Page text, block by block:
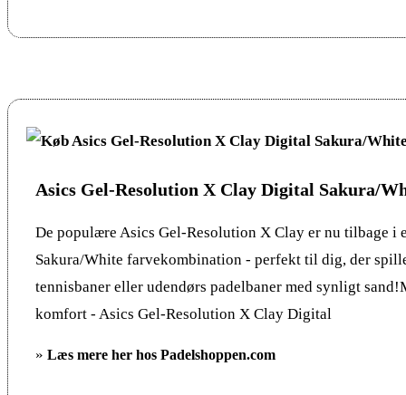
Asics Gel-Resolution X Clay Digital Sakura/
De populære Asics Gel-Resolution X Clay er nu tilbage i
Sakura/White farvekombination - perfekt til dig, der
tennisbaner eller udendørs padelbaner med synligt
komfort - Asics Gel-Resolution X Clay Digital
» Læs mere her hos Padelshoppen.com